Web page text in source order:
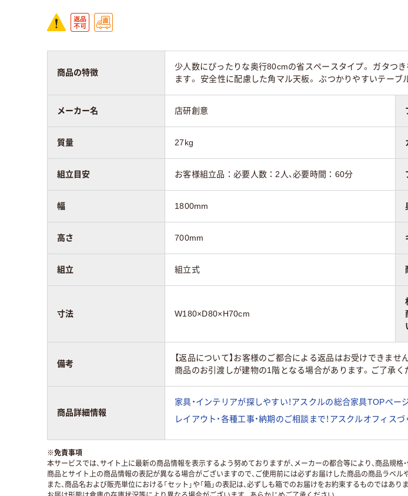
商品の特徴
少人数にぴったりな奥行80cmの省スペースタイプ。 ガタつ
ます。 安全性に配慮した角マル天板。 ぶつかりやすいテーブ
メーカー名 店研創意
質量 27kg
組立目安 お客様組立品：必要人数：2人、必要時間：60分
幅 1800mm
高さ 700mm
組立 組立式
寸法 W180×D80×H70cm
備考
【返品について】お客様のご都合による返品はお受けできま
商品のお引渡しが建物の1階となる場合があります。ご了承く
商品詳細情報
家具・インテリアが探しやすい！アスクルの総合家具TOPペー
レイアウト・各種工事・納期のご相談まで！アスクルオフィス
※免責事項
本サービスでは、サイト上に最新の商品情報を表示するよう努めておりますが、メーカーの都合等により、商品規格
商品とサイト上の商品情報の表記が異なる場合がございますので、ご使用前には必ずお届けした商品の商品ラベ
また、商品名および販売単位における「セット」や「箱」の表記は、必ずしも箱でのお届けをお約束するものではありま